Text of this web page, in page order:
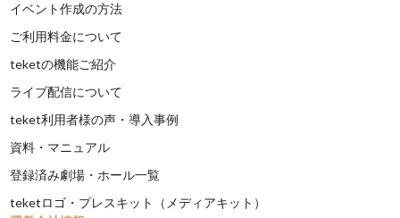
イベント作成の方法
ご利用料金について
teketの機能ご紹介
ライブ配信について
teket利用者様の声・導入事例
資料・マニュアル
登録済み劇場・ホール一覧
teketロゴ・プレスキット（メディアキット）